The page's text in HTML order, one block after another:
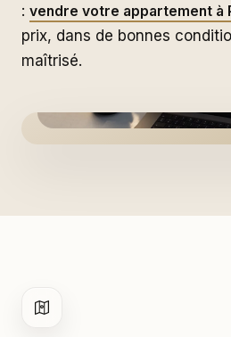
: vendre votre appartement à
prix, dans de bonnes
maîtrisé.